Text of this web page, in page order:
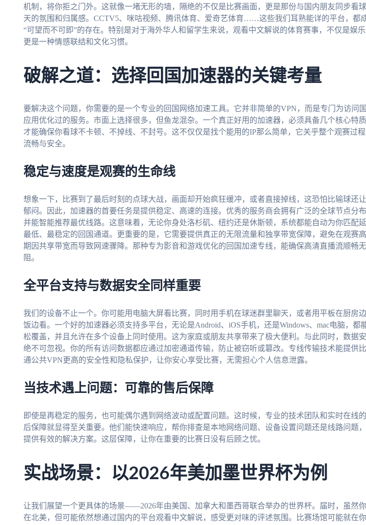
机制，将你拒之门外。这就像一堵无形的墙，隔绝的不仅是比赛画面，更是那份与国内朋友同步看
天的氛围和归属感。CCTV5、咪咕视频、腾讯体育、爱奇艺体育……这些我们耳熟能详的平台，都
“可望而不可即”的存在。特别是对于海外华人和留学生来说，观看中文解说的体育赛事，不仅是娱乐
更是一种情感联结和文化习惯。
破解之道：选择回国加速器的关键考量
要解决这个问题，你需要的是一个专业的回国网络加速工具。它并非简单的VPN，而是专门为访问
应用优化过的服务。市面上选择很多，但鱼龙混杂。一个真正好用的加速器，必须具备几个核心特质
才能确保你看球不卡顿、不掉线、不封号。这不仅仅是找个能用的IP那么简单，它关乎整个观赛过
流畅与安全。
稳定与速度是观赛的生命线
想象一下，比赛到了最后时刻的点球大战，画面却开始疯狂缓冲，或者直接掉线，这恐怕比输球还
郁闷。因此，加速器的首要任务是提供稳定、高速的连接。优秀的服务商会拥有广泛的全球节点分布
并能智能推荐最优线路。这意味着，无论你身处洛杉矶、纽约还是休斯顿，系统都能自动为你匹配
最低、最稳定的回国通道。更重要的是，它需要提供真正的无限流量和独享带宽保障，避免在观赛
期因共享带宽而导致网速骤降。那种专为影音和游戏优化的回国加速专线，能确保高清直播流顺畅无
阻。
全平台支持与数据安全同样重要
我们的设备不止一个。你可能用电脑大屏看比赛，同时用手机在球迷群里聊天，或者用平板在厨房
饭边看。一个好的加速器必须支持多平台，无论是Android、iOS手机，还是Windows、mac电脑，都
松覆盖，并且允许在多个设备上同时使用。这为家庭或朋友共享带来了极大便利。与此同时，数据
绝不可忽视。你的所有访问数据都应通过加密通道传输，防止被窃听或篡改。专线传输技术能提供
通公共VPN更高的安全性和隐私保护，让你安心享受比赛，无需担心个人信息泄露。
当技术遇上问题：可靠的售后保障
即使是再稳定的服务，也可能偶尔遇到网络波动或配置问题。这时候，专业的技术团队和实时在线
后保障就显得至关重要。他们能快速响应，帮你排查是本地网络问题、设备设置问题还是线路问题
提供有效的解决方案。这层保障，让你在重要的比赛日没有后顾之忧。
实战场景：以2026年美加墨世界杯为例
让我们展望一个更具体的场景——2026年由美国、加拿大和墨西哥联合举办的世界杯。届时，虽然
在北美，但可能依然想通过国内的平台观看中文解说，感受更对味的评述氛围。比赛场馆可能就在